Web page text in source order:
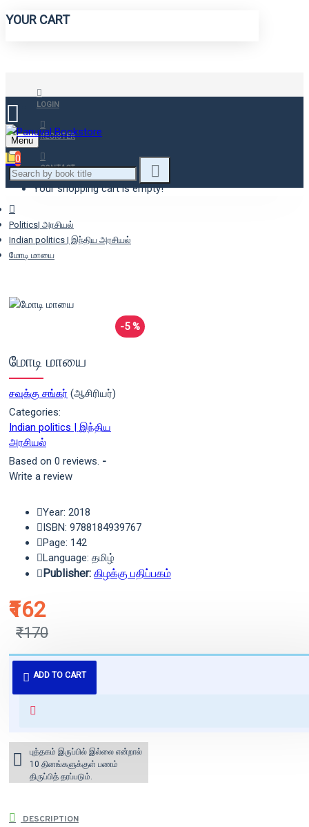
YOUR CART
LOGIN
REGISTER
CONTACT
Menu
0
Your shopping cart is empty!
Politics| அரசியல்
Indian politics | இந்திய அரசியல்
மோடி மாயை
-5 %
மோடி மாயை
சவுக்கு சங்கர் (ஆசிரியர்)
Categories:
Indian politics | இந்திய
அரசியல்
Based on 0 reviews. -
Write a review
₹162
₹170
Year: 2018
ISBN: 9788184939767
Page: 142
Language: தமிழ்
Publisher: கிழக்கு பதிப்பகம்
ADD TO CART
புத்தகம் 3 - 7 நாட்களில் அனுப்பி
வைக்கப்படும்.
for orders above ₹1000 within
புத்தகம் இருப்பில் இல்லை என்றால்
10 தினங்களுக்குள் பணம்
திருப்பித் தரப்படும்.
DESCRIPTION